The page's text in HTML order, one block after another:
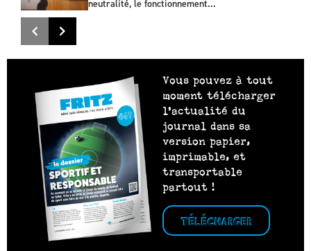
neutralité, le fonctionnement...
Vous pouvez à tout
moment télécharger
l’actualité du
journal dans sa
version papier,
imprimable, et
transportable
partout !
TÉLÉCHARGER